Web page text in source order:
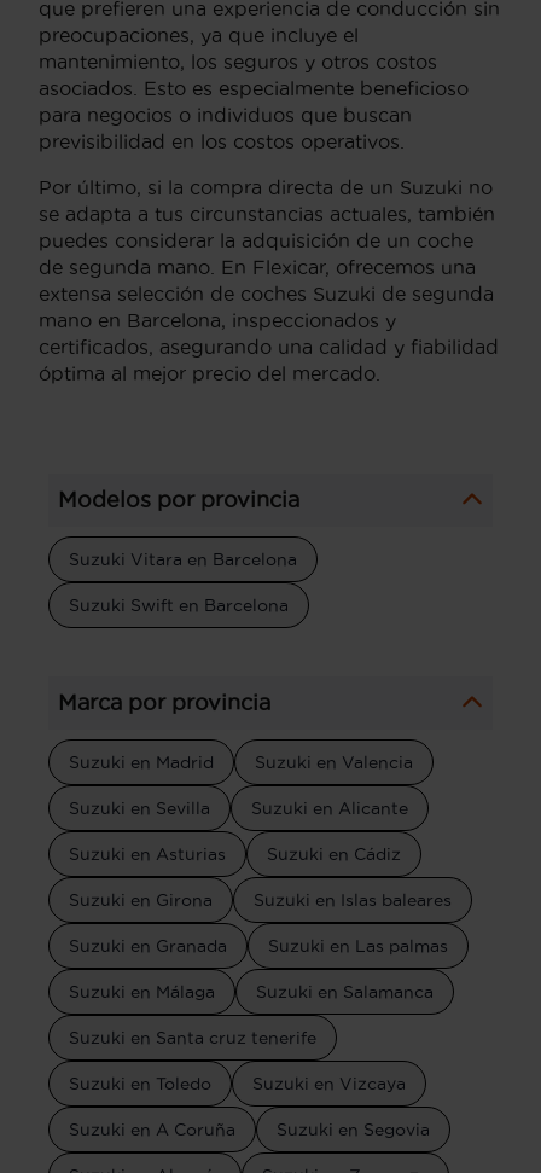
que prefieren una experiencia de conducción sin
preocupaciones, ya que incluye el
mantenimiento, los seguros y otros costos
asociados. Esto es especialmente beneficioso
para negocios o individuos que buscan
previsibilidad en los costos operativos.
Por último, si la compra directa de un Suzuki no
se adapta a tus circunstancias actuales, también
puedes considerar la adquisición de un coche
de segunda mano. En Flexicar, ofrecemos una
extensa selección de coches Suzuki de segunda
mano en Barcelona, inspeccionados y
certificados, asegurando una calidad y fiabilidad
óptima al mejor precio del mercado.
Modelos por provincia
Suzuki Vitara en Barcelona
Suzuki Swift en Barcelona
Marca por provincia
Suzuki en Madrid Suzuki en Valencia
Suzuki en Sevilla Suzuki en Alicante
Suzuki en Asturias Suzuki en Cádiz
Suzuki en Girona Suzuki en Islas baleares
Suzuki en Granada Suzuki en Las palmas
Suzuki en Málaga Suzuki en Salamanca
Suzuki en Santa cruz tenerife
Suzuki en Toledo Suzuki en Vizcaya
Suzuki en A Coruña Suzuki en Segovia